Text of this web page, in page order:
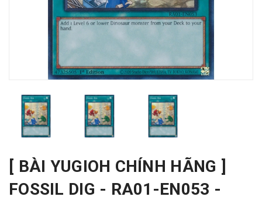
[ BÀI YUGIOH CHÍNH HÃNG ]
FOSSIL DIG - RA01-EN053 -